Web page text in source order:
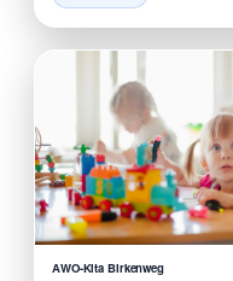
AWO-Kita Birkenweg